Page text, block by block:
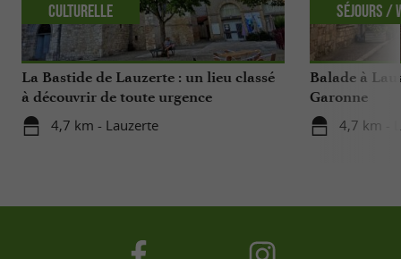
La Bastide de Lauzerte : un lieu classé
à découvrir de toute urgence
4,7 km - Lauzerte
Culturelle
Balade à
Garonne
4,7 km -
Séjours /